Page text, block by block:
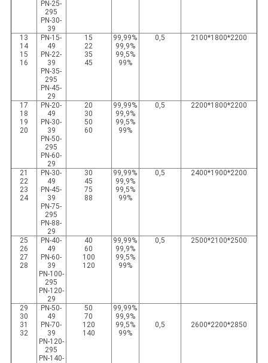
PN-25-
295
PN-30-
39
13
14
15
16
PN-15-
49
PN-22-
39
PN-35-
295
PN-45-
29
15
22
35
45
99,99%
99,9%
99,5%
99%
0,5 2100*1800*2200
17
18
19
20
PN-20-
49
PN-30-
39
PN-50-
295
PN-60-
29
20
30
50
60
99,99%
99,9%
99,5%
99%
0,5 2200*1800*2200
21
22
23
24
PN-30-
49
PN-45-
39
PN-75-
295
PN-88-
29
30
45
75
88
99,99%
99,9%
99,5%
99%
0,5 2400*1900*2200
25
26
27
28
PN-40-
49
PN-60-
39
PN-100-
295
PN-120-
29
40
60
100
120
99,99%
99,9%
99,5%
99%
0,5 2500*2100*2500
29
30
31
32
PN-50-
49
PN-70-
39
PN-120-
295
PN-140-
50
70
120
140
99,99%
99,9%
99,5%
99%
0,5 2600*2200*2850